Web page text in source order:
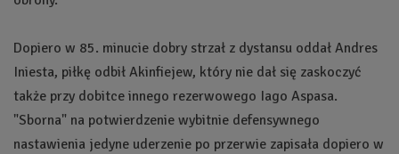
Dopiero w 85. minucie dobry strzał z dystansu oddał Andres
Iniesta, piłkę odbił Akinfiejew, który nie dał się zaskoczyć
także przy dobitce innego rezerwowego Iago Aspasa.
"Sborna" na potwierdzenie wybitnie defensywnego
nastawienia jedyne uderzenie po przerwie zapisała dopiero w